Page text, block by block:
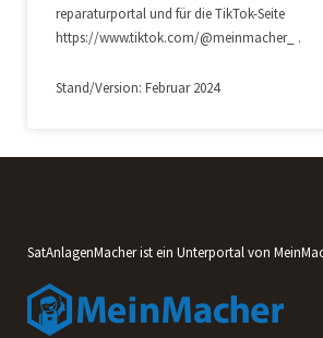
reparaturportal und für die TikTok-Seite
https://www.tiktok.com/@meinmacher_ .
Stand/Version: Februar 2024
SatAnlagenMacher ist ein Unterportal von